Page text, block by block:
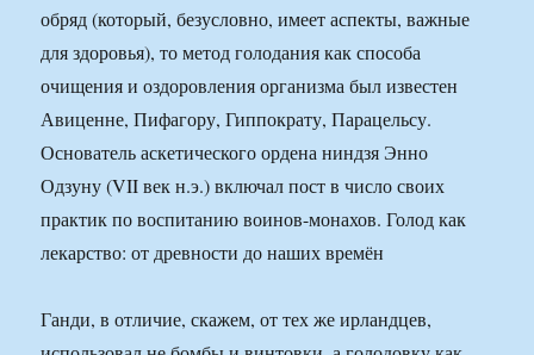
обряд (который, безусловно, имеет аспекты, важные
для здоровья), то метод голодания как способа
очищения и оздоровления организма был известен
Авиценне, Пифагору, Гиппократу, Парацельсу.
Основатель аскетического ордена ниндзя Энно
Одзуну (VII век н.э.) включал пост в число своих
практик по воспитанию воинов-монахов. Голод как
лекарство: от древности до наших времён
Ганди, в отличие, скажем, от тех же ирландцев,